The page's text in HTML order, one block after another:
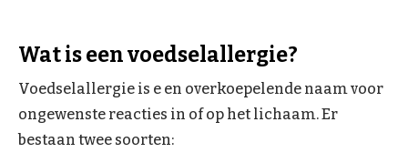
Wat is een voedselallergie?
Voedselallergie is e en overkoepelende naam voor
ongewenste reacties in of op het lichaam. Er
bestaan twee soorten: